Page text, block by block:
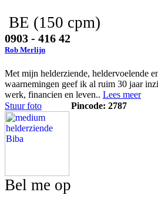
BE (150 cpm)
0903 - 416 42
Rob Merlijn
Met mijn helderziende, heldervoelende
waarnemingen geef ik al ruim 30 jaar
werk, financien en leven.. Lees meer
Stuur foto
Pincode: 2787
Bel me op